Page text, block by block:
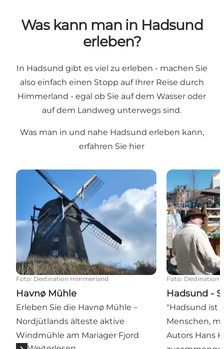
Was kann man in Hadsund
erleben?
In Hadsund gibt es viel zu erleben - machen Sie
also einfach einen Stopp auf Ihrer Reise durch
Himmerland - egal ob Sie auf dem Wasser oder
auf dem Landweg unterwegs sind.
Was man in und nahe Hadsund erleben kann,
erfahren Sie hier
Havnø Mühle
Foto: Destination Himmerland
Havnø Mühle
Erleben Sie die Havnø Mühle –
Nordjütlands älteste aktive
Windmühle am Mariager Fjord
Hadsund -
Foto: Destination
Hadsund -
"Hadsund ist
Menschen,
Autors Hans